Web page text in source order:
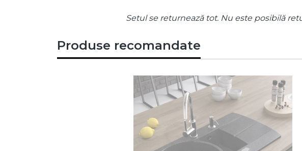
Setul se returnează tot. Nu este posibilă
Produse recomandate